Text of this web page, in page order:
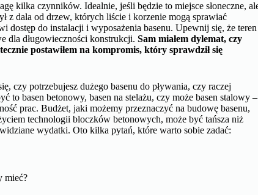
kilka czynników. Idealnie, jeśli będzie to miejsce słoneczne,
z dala od drzew, których liście i korzenie mogą sprawiać
dostęp do instalacji i wyposażenia basenu. Upewnij się, że teren
dla długowieczności konstrukcji.Sam miałem dylemat, czy
postawiłem na kompromis, który sprawdził się
czy potrzebujesz dużego basenu do pływania, czy raczej
to basen betonowy, basen na stelażu, czy może basen stalowy –
prac. Budżet, jaki możemy przeznaczyć na budowę basenu,
technologii bloczków betonowych, może być tańsza niż
wydatki. Oto kilka pytań, które warto sobie zadać:
mieć?